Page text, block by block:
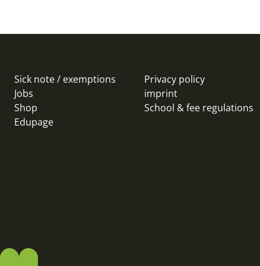
Sick note / exemptions
Jobs
Shop
Edupage
Privacy policy
imprint
School & fee regulations